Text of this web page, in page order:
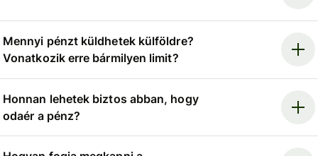
Mennyi pénzt küldhetek külföldre?
Vonatkozik erre bármilyen limit?
Honnan lehetek biztos abban, hogy
odaér a pénz?